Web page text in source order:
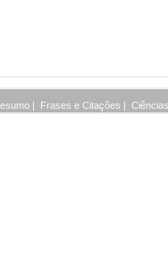
| Frases e Citações |